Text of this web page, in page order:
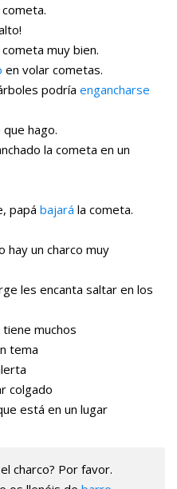
muy bien.
en volar cometas.
podría engancharse
hago.
la cometa en un
papá bajará la cometa.
hay un charco muy
les encanta saltar en los
muchos
tema
colgado
está en un lugar
charco? Por favor.